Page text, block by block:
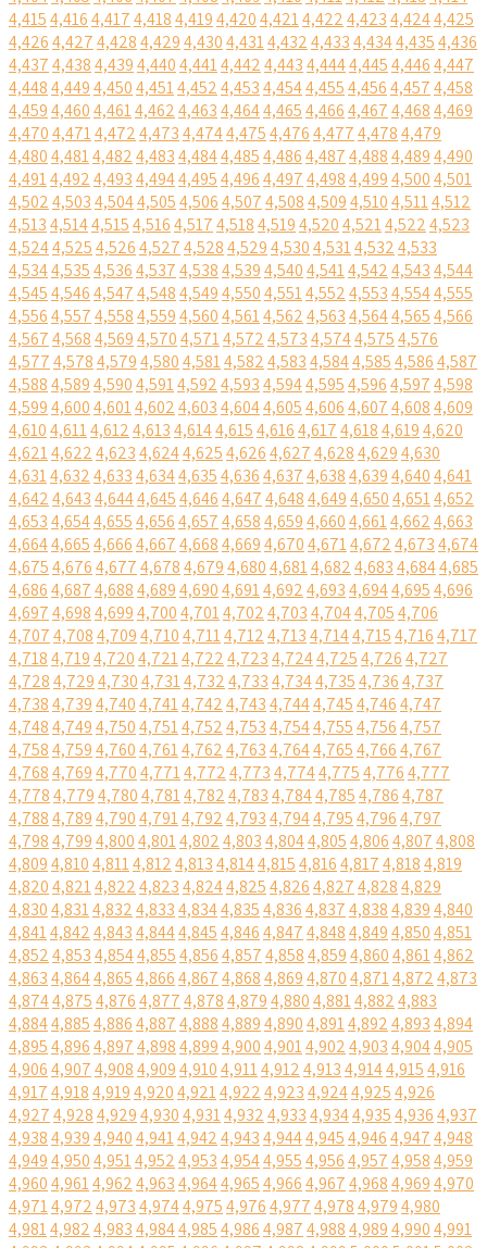
4,4154,4164,4174,4184,4194,4204,4214,4224,4234,4244,425
4,4264,4274,4284,4294,4304,4314,4324,4334,4344,4354,436
4,4374,4384,4394,4404,4414,4424,4434,4444,4454,4464,447
4,4484,4494,4504,4514,4524,4534,4544,4554,4564,4574,458
4,4594,4604,4614,4624,4634,4644,4654,4664,4674,4684,469
4,4704,4714,4724,4734,4744,4754,4764,4774,4784,479
4,4804,4814,4824,4834,4844,4854,4864,4874,4884,4894,490
4,4914,4924,4934,4944,4954,4964,4974,4984,4994,5004,501
4,5024,5034,5044,5054,5064,5074,5084,5094,5104,5114,512
4,5134,5144,5154,5164,5174,5184,5194,5204,5214,5224,523
4,5244,5254,5264,5274,5284,5294,5304,5314,5324,533
4,5344,5354,5364,5374,5384,5394,5404,5414,5424,5434,544
4,5454,5464,5474,5484,5494,5504,5514,5524,5534,5544,555
4,5564,5574,5584,5594,5604,5614,5624,5634,5644,5654,566
4,5674,5684,5694,5704,5714,5724,5734,5744,5754,576
4,5774,5784,5794,5804,5814,5824,5834,5844,5854,5864,587
4,5884,5894,5904,5914,5924,5934,5944,5954,5964,5974,598
4,5994,6004,6014,6024,6034,6044,6054,6064,6074,6084,609
4,6104,6114,6124,6134,6144,6154,6164,6174,6184,6194,620
4,6214,6224,6234,6244,6254,6264,6274,6284,6294,630
4,6314,6324,6334,6344,6354,6364,6374,6384,6394,6404,641
4,6424,6434,6444,6454,6464,6474,6484,6494,6504,6514,652
4,6534,6544,6554,6564,6574,6584,6594,6604,6614,6624,663
4,6644,6654,6664,6674,6684,6694,6704,6714,6724,6734,674
4,6754,6764,6774,6784,6794,6804,6814,6824,6834,6844,685
4,6864,6874,6884,6894,6904,6914,6924,6934,6944,6954,696
4,6974,6984,6994,7004,7014,7024,7034,7044,7054,706
4,7074,7084,7094,7104,7114,7124,7134,7144,7154,7164,717
4,7184,7194,7204,7214,7224,7234,7244,7254,7264,727
4,7284,7294,7304,7314,7324,7334,7344,7354,7364,737
4,7384,7394,7404,7414,7424,7434,7444,7454,7464,747
4,7484,7494,7504,7514,7524,7534,7544,7554,7564,757
4,7584,7594,7604,7614,7624,7634,7644,7654,7664,767
4,7684,7694,7704,7714,7724,7734,7744,7754,7764,777
4,7784,7794,7804,7814,7824,7834,7844,7854,7864,787
4,7884,7894,7904,7914,7924,7934,7944,7954,7964,797
4,7984,7994,8004,8014,8024,8034,8044,8054,8064,8074,808
4,8094,8104,8114,8124,8134,8144,8154,8164,8174,8184,819
4,8204,8214,8224,8234,8244,8254,8264,8274,8284,829
4,8304,8314,8324,8334,8344,8354,8364,8374,8384,8394,840
4,8414,8424,8434,8444,8454,8464,8474,8484,8494,8504,851
4,8524,8534,8544,8554,8564,8574,8584,8594,8604,8614,862
4,8634,8644,8654,8664,8674,8684,8694,8704,8714,8724,873
4,8744,8754,8764,8774,8784,8794,8804,8814,8824,883
4,8844,8854,8864,8874,8884,8894,8904,8914,8924,8934,894
4,8954,8964,8974,8984,8994,9004,9014,9024,9034,9044,905
4,9064,9074,9084,9094,9104,9114,9124,9134,9144,9154,916
4,9174,9184,9194,9204,9214,9224,9234,9244,9254,926
4,9274,9284,9294,9304,9314,9324,9334,9344,9354,9364,937
4,9384,9394,9404,9414,9424,9434,9444,9454,9464,9474,948
4,9494,9504,9514,9524,9534,9544,9554,9564,9574,9584,959
4,9604,9614,9624,9634,9644,9654,9664,9674,9684,9694,970
4,9714,9724,9734,9744,9754,9764,9774,9784,9794,980
4,9814,9824,9834,9844,9854,9864,9874,9884,9894,9904,991